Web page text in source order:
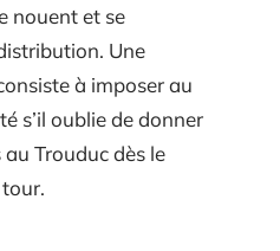
nouent et se
Une
à imposer au
s’il oublie de donner
Trouduc dès le